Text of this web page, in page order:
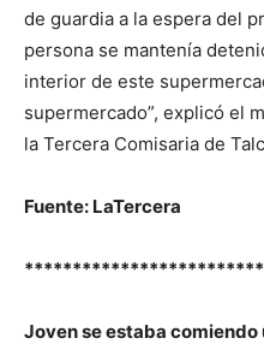
de guardia a la espera del
persona se mantenía
interior de este
supermercado”, explicó el
la Tercera Comisaria de
Fuente: LaTercera
Joven se estaba